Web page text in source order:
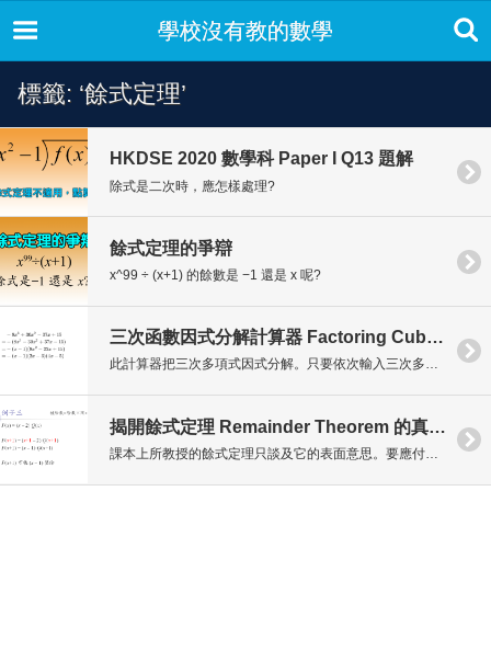
學校沒有教的數學
標籤: ‘餘式定理’
HKDSE 2020 數學科 Paper I Q13 題解
除式是二次時，應怎樣處理?
餘式定理的爭辯
x^99 ÷ (x+1) 的餘數是 −1 還是 x 呢?
三次函數因式分解計算器 Factoring Cubic Function Calculator
此計算器把三次多項式因式分解。只要依次輸入三次多項式的四個係數 coefficient，程式便會嘗試把其因式分解。
揭開餘式定理 Remainder Theorem 的真面目